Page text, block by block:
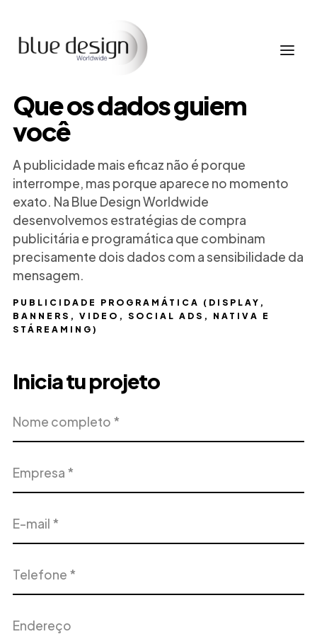
PUBLICIDADE PROGRAMÁTICA (DISPLAY,
BANNERS, VIDEO, SOCIAL ADS, NATIVA E
STÁREAMING)
Que os dados guiem
você
A publicidade mais eficaz não é porque
interrompe, mas porque aparece no momento
exato. Na Blue Design Worldwide
desenvolvemos estratégias de compra
publicitária e programática que combinam
precisamente dois dados com a sensibilidade da
mensagem.
Inicia tu projeto
completo
mail